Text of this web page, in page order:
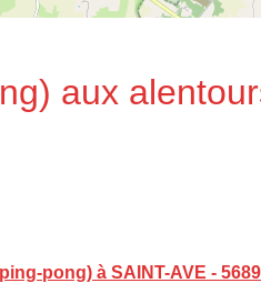
aux
pong) à SAINT-AVE -